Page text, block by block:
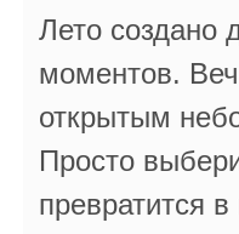
Лето создано
моментов.
открытым
Просто
превратится